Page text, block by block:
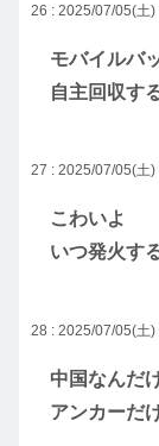
26 : 2025/07/05(土
モバイルバ
自主回収す
27 : 2025/07/05(土
こわいよ
いつ発火す
28 : 2025/07/05(土
中国なんだ
アンカーだ